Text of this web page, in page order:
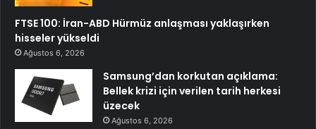
FTSE 100: İran-ABD Hürmüz anlaşması yaklaşırken
hisseler yükseldi
Ağustos 6, 2026
Samsung’dan korkutan açıklama:
Bellek krizi için verilen tarih herkesi
üzecek
Ağustos 6, 2026